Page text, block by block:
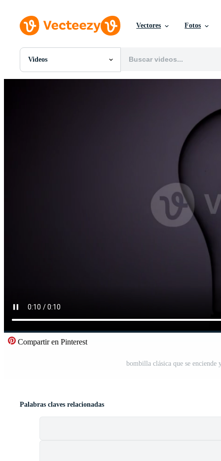
Vectores Fotos
Videos
Todas Imágenes
Compartir en Pinterest
bombilla clásica que se
Palabras claves relacionadas